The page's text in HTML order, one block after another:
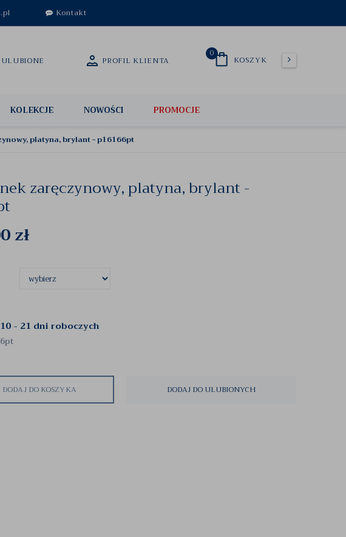
Kontakt
0
KOSZYK
ULUBIONE PROFIL KLIENTA
KOLEKCJE NOWOŚCI PROMOCJE
platyna, brylant - p16166pt
zaręczynowy, platyna, brylant -
zł
- 21 dni roboczych
DODAJ DO KOSZYKA DODAJ DO ULUBIONYCH